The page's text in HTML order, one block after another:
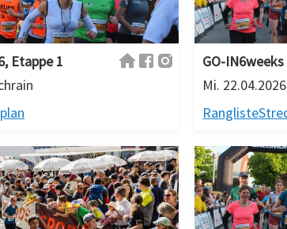
Etappe 1
GO-
Mi.
Rangliste